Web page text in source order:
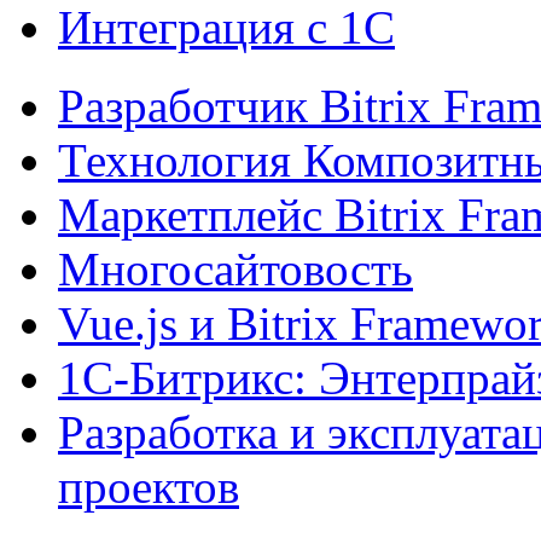
Интеграция с 1С
Разработчик Bitrix
Технология
Маркетплейс Bitrix
Многосайтовость
Vue.js и Bitrix
1С-Битрикс:
Разработка и
проектов